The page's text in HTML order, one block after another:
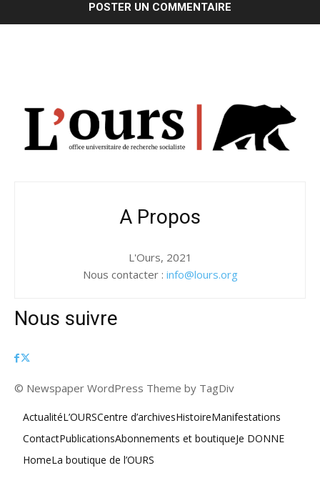
A Propos
L'Ours, 2021
Nous contacter : info@lours.org
Nous suivre
© Newspaper WordPress Theme by TagDiv
ActualitéL’OURSCentre d’archivesHistoireManifestations
ContactPublicationsAbonnements et boutiqueJe DONNE
HomeLa boutique de l’OURS